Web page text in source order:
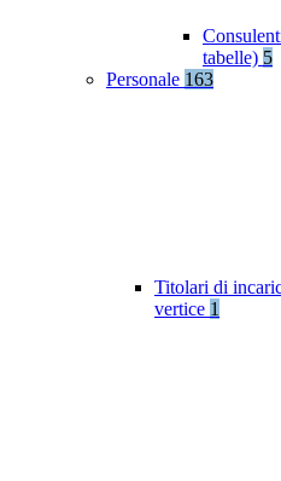
tabelle) 5
Personale 163
Titolari di
vertice 1